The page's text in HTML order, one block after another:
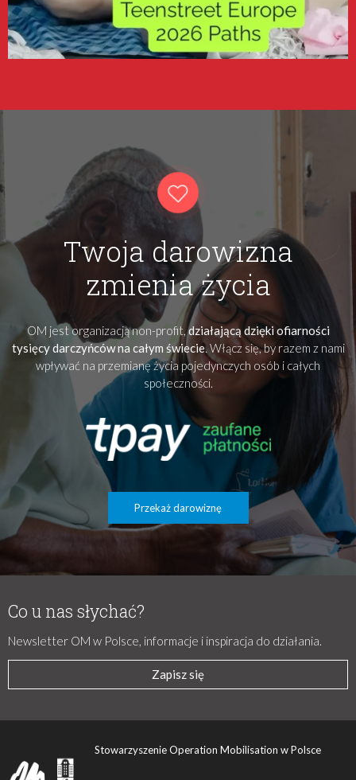
Twoja darowizna
zmienia życia
OM jest organizacją non-profit,działającą dzięki ofiarności
tysięcy darczyńców na całym świecie. Włącz się, by razem z nami
wpływać na przemianę życia pojedynczych osób i całych
społeczności.
Przekaż darowiznę
Co u nas słychać?
Newsletter OM w Polsce, informacje i inspiracja do działania.
Zapisz się
Stowarzyszenie Operation Mobilisation w Polsce